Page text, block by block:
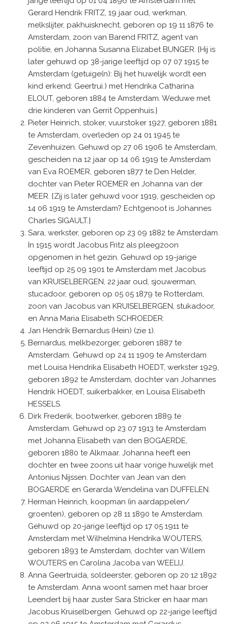
Gerard Hendrik FRITZ, 19 jaar oud, werkman,
melkslijter, pakhuisknecht, geboren op 19 11 1876 te
Amsterdam, zoon van Barend FRITZ, agent van
politie, en Johanna Susanna Elizabet BUNGER. {Hij is
later gehuwd op 38-jarige leeftijd op 07 07 1915 te
Amsterdam (getuige(n): Bij het huwelijk wordt een
kind erkend: Geertrui.) met Hendrika Catharina
ELOUT, geboren 1884 te Amsterdam. Weduwe met
drie kinderen van Gerrit Oppenhuis.}
Pieter Heinrich, stoker, vuurstoker 1927, geboren 1881
te Amsterdam, overleden op 24 01 1945 te
Zevenhuizen. Gehuwd op 27 06 1906 te Amsterdam,
gescheiden na 12 jaar op 14 06 1919 te Amsterdam
van Eva ROEMER, geboren 1877 te Den Helder,
dochter van Pieter ROEMER en Johanna van der
MEER. {Zij is later gehuwd voor 1919, gescheiden op
14 06 1919 te Amsterdam? Echtgenoot is Johannes
Charles SIGAULT.}
Sara, werkster, geboren op 23 09 1882 te Amsterdam.
In 1915 wordt Jacobus Fritz als pleegzoon
opgenomen in het gezin. Gehuwd op 19-jarige
leeftijd op 25 09 1901 te Amsterdam met Jacobus
van KRUISELBERGEN, 22 jaar oud, sjouwerman,
stucadoor, geboren op 05 05 1879 te Rotterdam,
zoon van Jacobus van KRUISELBERGEN, stukadoor,
en Anna Maria Elisabeth SCHROEDER.
Jan Hendrik Bernardus (Hein) (zie 1).
Bernardus, melkbezorger, geboren 1887 te
Amsterdam. Gehuwd op 24 11 1909 te Amsterdam
met Louisa Hendrika Elisabeth HOEDT, werkster 1929,
geboren 1892 te Amsterdam, dochter van Johannes
Hendrik HOEDT, suikerbakker, en Louisa Elisabeth
HESSELS.
Dirk Frederik, bootwerker, geboren 1889 te
Amsterdam. Gehuwd op 23 07 1913 te Amsterdam
met Johanna Elisabeth van den BOGAERDE,
geboren 1880 te Alkmaar. Johanna heeft een
dochter en twee zoons uit haar vorige huwelijk met
Antonius Nijssen. Dochter van Jean van den
BOGAERDE en Gerarda Wendelina van DUFFELEN.
Herman Heinrich, koopman (in aardappelen/
groenten), geboren op 28 11 1890 te Amsterdam.
Gehuwd op 20-jarige leeftijd op 17 05 1911 te
Amsterdam met Wilhelmina Hendrika WOUTERS,
geboren 1893 te Amsterdam, dochter van Willem
WOUTERS en Carolina Jacoba van WEELIJ.
Anna Geertruida, soldeerster, geboren op 20 12 1892
te Amsterdam. Anna woont samen met haar broer
Leendert bij haar zuster Sara Stricker en haar man
Jacobus Kruiselbergen. Gehuwd op 22-jarige leeftijd